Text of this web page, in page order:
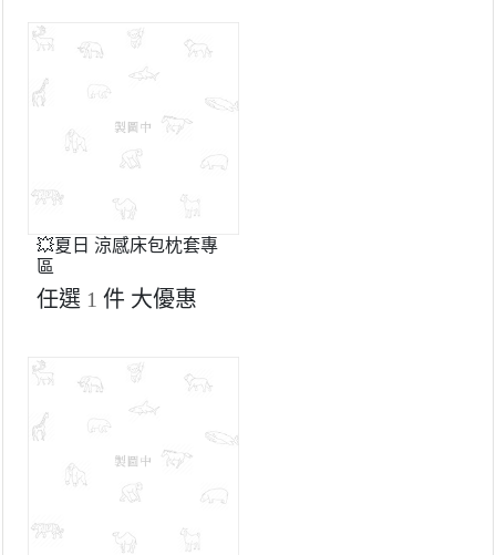
💥夏日 涼感床包枕套專
區
任選 1 件 大優惠